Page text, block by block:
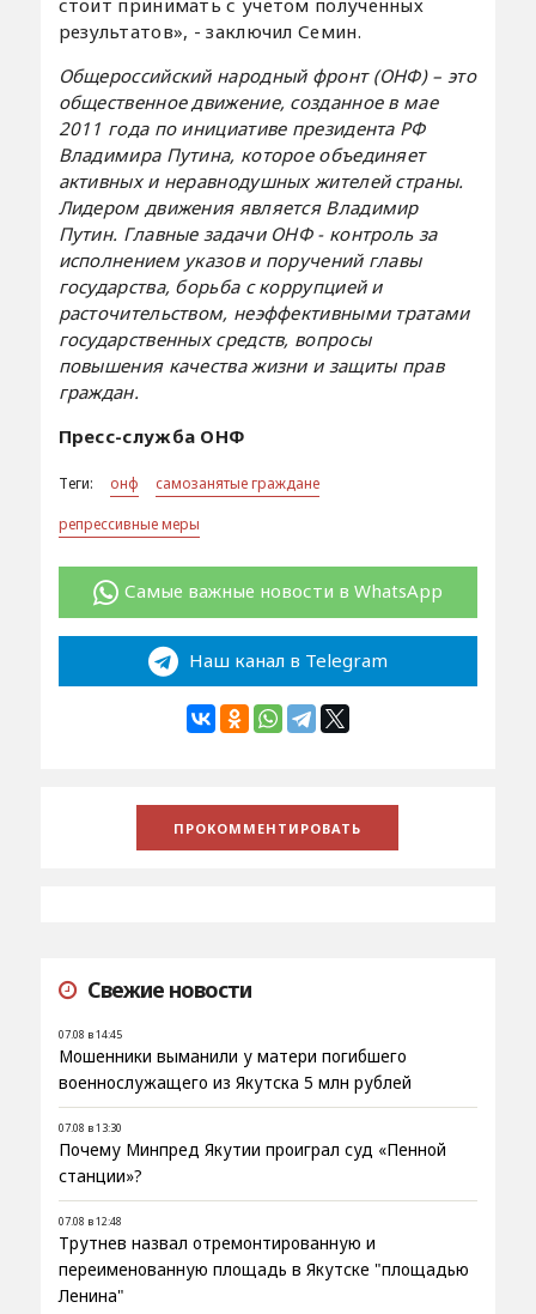
стоит принимать с учетом полученных
результатов», - заключил Семин.
Общероссийский народный фронт (ОНФ) – это
общественное движение, созданное в мае
2011 года по инициативе президента РФ
Владимира Путина, которое объединяет
активных и неравнодушных жителей страны.
Лидером движения является Владимир
Путин. Главные задачи ОНФ - контроль за
исполнением указов и поручений главы
государства, борьба с коррупцией и
расточительством, неэффективными тратами
государственных средств, вопросы
повышения качества жизни и защиты прав
граждан.
Пресс-служба ОНФ
Теги: онф
самозанятые граждане
репрессивные меры
Самые важные новости в WhatsApp
Наш канал в Telegram
Свежие новости
07.08 в 14:45
Мошенники выманили у матери погибшего
военнослужащего из Якутска 5 млн рублей
07.08 в 13:30
Почему Минпред Якутии проиграл суд «Пенной
станции»?
07.08 в 12:48
Трутнев назвал отремонтированную и
переименованную площадь в Якутске "площадью
Ленина"